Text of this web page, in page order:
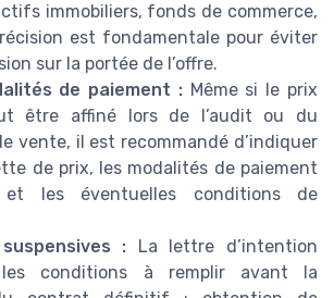
immobiliers, fonds de commerce,
est fondamentale pour éviter
sur la portée de l’offre.
de paiement :Même si le prix
être affiné lors de l’audit ou du
vente, il est recommandé d’indiquer
de prix, les modalités de paiement
et les éventuelles conditions de
: La lettre d’intention
conditions à remplir avant la